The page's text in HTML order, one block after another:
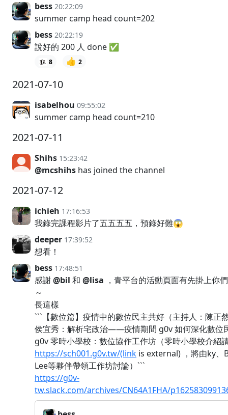
bess 20:22:09
summer camp head count=202
bess 20:22:19
說好的 200 人 done ✅
8 👍 2
2021-07-10
isabelhou 09:55:02
summer camp head count=210
2021-07-11
Shihs 15:23:42
@mcshihs has joined the channel
2021-07-12
ichieh 17:16:53
我錄完課程影片了五五五五，預錄好難😱
deeper 17:39:52
想看！
bess 17:48:51
感謝@bil 和 @lisa ，青平台的活動頁面有先掛上你
～
長這樣
```【數位篇】疫情中的數位民主共好（主持人：陳正
侯宜秀：解析宅政治——疫情期間 g0v 如何深化數位
g0v 零時小學校：數位協作工作坊（零時小學校介紹
https://sch001.g0v.tw/(link is external) ，將由ky、
Lee等夥伴帶領工作坊討論）```
https://g0v-
tw.slack.com/archives/CN64A1FHA/